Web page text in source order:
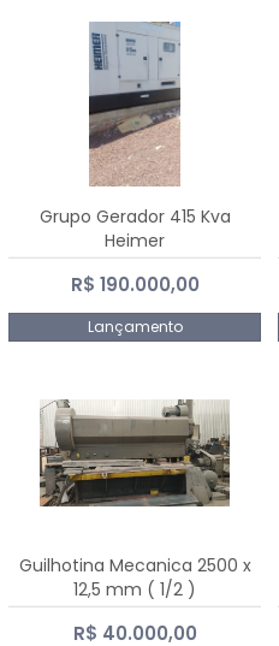
Grupo Gerador 415 Kva
Heimer
R$ 190.000,00
Lançamento
Guilhotina Mecanica 2500 x
12,5 mm ( 1/2 )
R$ 40.000,00